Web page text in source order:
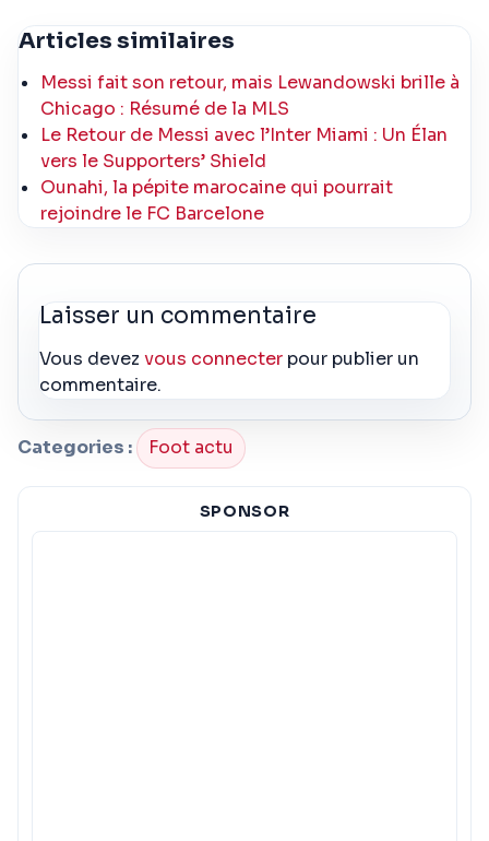
Articles similaires
Messi fait son retour, mais Lewandowski brille à
Chicago : Résumé de la MLS
Le Retour de Messi avec l’Inter Miami : Un Élan
vers le Supporters’ Shield
Ounahi, la pépite marocaine qui pourrait
rejoindre le FC Barcelone
Laisser un commentaire
Vous devezvous connecter pour publier un
commentaire.
Categories : Foot actu
SPONSOR